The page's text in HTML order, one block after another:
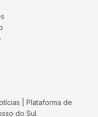
| Plataforma de
do Sul.